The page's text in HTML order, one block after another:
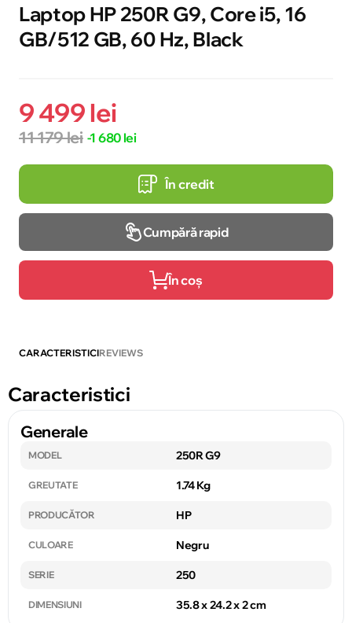
Laptop HP 250R G9, Core i5, 16
GB/512 GB, 60 Hz, Black
9 499 lei
11 179 lei -1 680 lei
În credit
Cumpără rapid
În coș
CARACTERISTICIREVIEWS
Caracteristici
Generale
MODEL 250R G9
GREUTATE 1.74 Kg
PRODUCĂTOR HP
CULOARE Negru
SERIE 250
DIMENSIUNI 35.8 x 24.2 x 2 cm